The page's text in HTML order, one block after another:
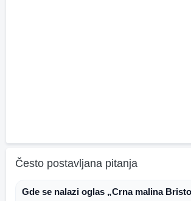
Često postavljana pitanja
Gde se nalazi oglas „Crna malina